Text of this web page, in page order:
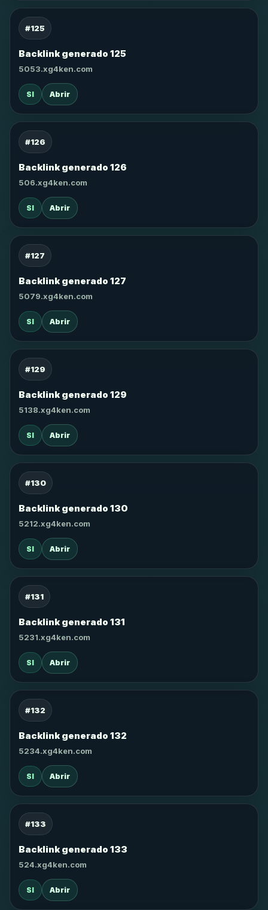
#125
Backlink generado 125
5053.xg4ken.com
SI Abrir
#126
Backlink generado 126
506.xg4ken.com
SI Abrir
#127
Backlink generado 127
5079.xg4ken.com
SI Abrir
#129
Backlink generado 129
5138.xg4ken.com
SI Abrir
#130
Backlink generado 130
5212.xg4ken.com
SI Abrir
#131
Backlink generado 131
5231.xg4ken.com
SI Abrir
#132
Backlink generado 132
5234.xg4ken.com
SI Abrir
#133
Backlink generado 133
524.xg4ken.com
SI Abrir